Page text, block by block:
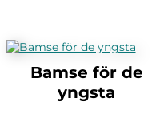
Bamse för de
yngsta